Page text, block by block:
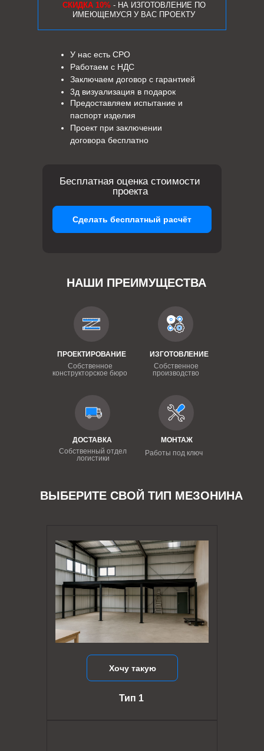
СКИДКА 10%- НА ИЗГОТОВЛЕНИЕ ПО
ИМЕЮЩЕМУСЯ У ВАС ПРОЕКТУ
Предоставляем испытание и
паспорт изделия
Проект при заключении
договора бесплатно
У нас есть СРО
Работаем с НДС
Заключаем договор с гарантией
3д визуализация в подарок
НАШИ ПРЕИМУЩЕСТВА
ПРОЕКТИРОВАНИЕ
Собственное
конструкторское бюро
ИЗГОТОВЛЕНИЕ
Собственное
производство
ДОСТАВКА
Собственный отдел
логистики
МОНТАЖ
Работы под ключ
Бесплатная оценка стоимости
проекта
Сделать бесплатный расчёт
ВЫБЕРИТЕ СВОЙ ТИП МЕЗОНИНА
Хочу такую
Тип 1